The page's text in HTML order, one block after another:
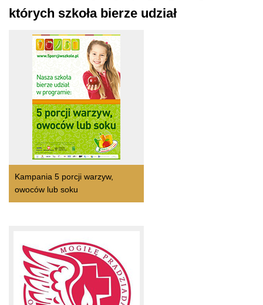
których szkoła bierze udział
Kampania 5 porcji warzyw,
owoców lub soku